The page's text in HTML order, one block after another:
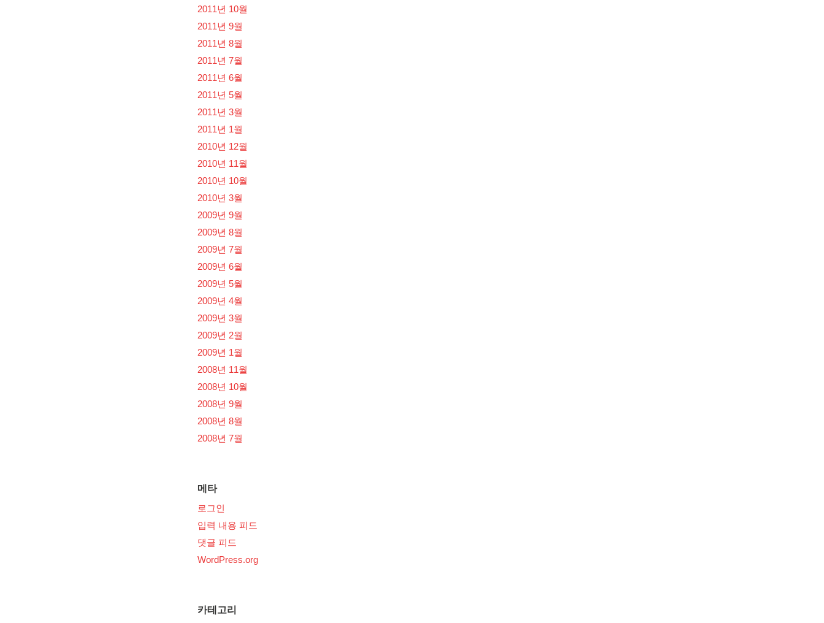
2011년 10월
2011년 9월
2011년 8월
2011년 7월
2011년 6월
2011년 5월
2011년 3월
2011년 1월
2010년 12월
2010년 11월
2010년 10월
2010년 3월
2009년 9월
2009년 8월
2009년 7월
2009년 6월
2009년 5월
2009년 4월
2009년 3월
2009년 2월
2009년 1월
2008년 11월
2008년 10월
2008년 9월
2008년 8월
2008년 7월
메타
로그인
입력 내용 피드
댓글 피드
WordPress.org
카테고리